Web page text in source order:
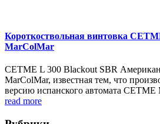
Короткоствольная винтовка
MarColMar
CETME L 300 Blackout SBR
MarColMar, известная тем, что
версию испанского автомата CETME
read more